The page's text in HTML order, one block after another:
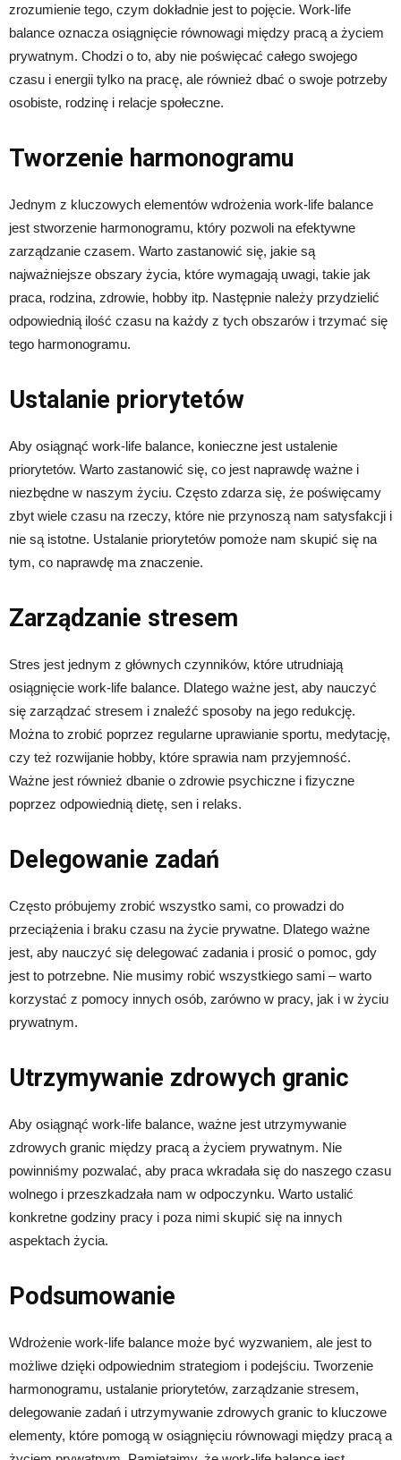
zrozumienie tego, czym dokładnie jest to pojęcie. Work-life
balance oznacza osiągnięcie równowagi między pracą a życiem
prywatnym. Chodzi o to, aby nie poświęcać całego swojego
czasu i energii tylko na pracę, ale również dbać o swoje potrzeby
osobiste, rodzinę i relacje społeczne.
Tworzenie harmonogramu
Jednym z kluczowych elementów wdrożenia work-life balance
jest stworzenie harmonogramu, który pozwoli na efektywne
zarządzanie czasem. Warto zastanowić się, jakie są
najważniejsze obszary życia, które wymagają uwagi, takie jak
praca, rodzina, zdrowie, hobby itp. Następnie należy przydzielić
odpowiednią ilość czasu na każdy z tych obszarów i trzymać się
tego harmonogramu.
Ustalanie priorytetów
Aby osiągnąć work-life balance, konieczne jest ustalenie
priorytetów. Warto zastanowić się, co jest naprawdę ważne i
niezbędne w naszym życiu. Często zdarza się, że poświęcamy
zbyt wiele czasu na rzeczy, które nie przynoszą nam satysfakcji i
nie są istotne. Ustalanie priorytetów pomoże nam skupić się na
tym, co naprawdę ma znaczenie.
Zarządzanie stresem
Stres jest jednym z głównych czynników, które utrudniają
osiągnięcie work-life balance. Dlatego ważne jest, aby nauczyć
się zarządzać stresem i znaleźć sposoby na jego redukcję.
Można to zrobić poprzez regularne uprawianie sportu, medytację,
czy też rozwijanie hobby, które sprawia nam przyjemność.
Ważne jest również dbanie o zdrowie psychiczne i fizyczne
poprzez odpowiednią dietę, sen i relaks.
Delegowanie zadań
Często próbujemy zrobić wszystko sami, co prowadzi do
przeciążenia i braku czasu na życie prywatne. Dlatego ważne
jest, aby nauczyć się delegować zadania i prosić o pomoc, gdy
jest to potrzebne. Nie musimy robić wszystkiego sami – warto
korzystać z pomocy innych osób, zarówno w pracy, jak i w życiu
prywatnym.
Utrzymywanie zdrowych granic
Aby osiągnąć work-life balance, ważne jest utrzymywanie
zdrowych granic między pracą a życiem prywatnym. Nie
powinniśmy pozwalać, aby praca wkradała się do naszego czasu
wolnego i przeszkadzała nam w odpoczynku. Warto ustalić
konkretne godziny pracy i poza nimi skupić się na innych
aspektach życia.
Podsumowanie
Wdrożenie work-life balance może być wyzwaniem, ale jest to
możliwe dzięki odpowiednim strategiom i podejściu. Tworzenie
harmonogramu, ustalanie priorytetów, zarządzanie stresem,
delegowanie zadań i utrzymywanie zdrowych granic to kluczowe
elementy, które pomogą w osiągnięciu równowagi między pracą a